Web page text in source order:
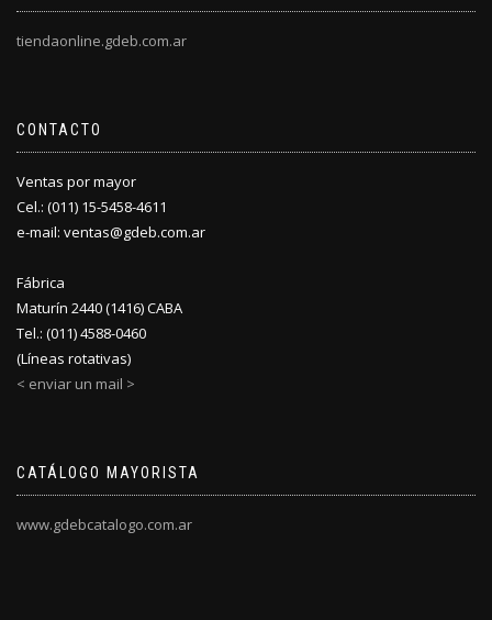
tiendaonline.gdeb.com.ar
CONTACTO
Ventas por mayor
Cel.: (011) 15-5458-4611
e-mail: ventas@gdeb.com.ar
Fábrica
Maturín 2440 (1416) CABA
Tel.: (011) 4588-0460
(Líneas rotativas)
< enviar un mail >
CATÁLOGO MAYORISTA
www.gdebcatalogo.com.ar